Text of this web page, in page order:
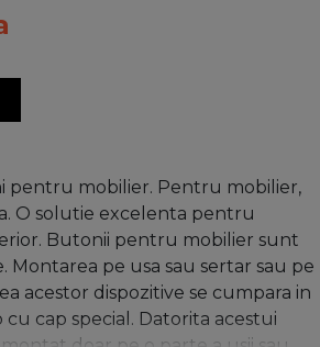
pentru mobilier. Pentru mobilier,
O solutie excelenta pentru
Butonii pentru mobilier sunt
Montarea pe usa sau sertar sau pe
acestor dispozitive se cumpara in
cap special. Datorita acestui